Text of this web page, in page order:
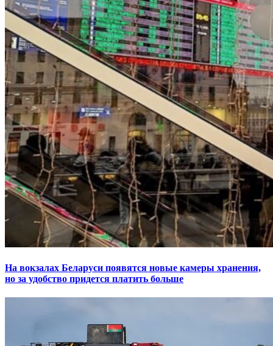
На вокзалах Беларуси появятся новые камеры хранения,
но за удобство придется платить больше